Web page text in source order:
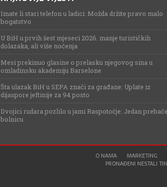
Imate li stari telefon u ladici: Možda držite pravo malo
bogatstvo
U BiH u prvih šest mjeseci 2026. manje turističkih
dolazaka, ali više noćenja
Mesi prekinuo glasine o prelasku njegovog sina u
omladinsku akademiju Barselone
Šta ulazak BiH u SEPA znači za građane: Uplate iz
dijaspore jeftinije za 94 posto
Dvojici rudara pozlilo u jami Raspotočje: Jedan
bolnicu
O NAMA MARKETING
PRONAĐENI NESTALI